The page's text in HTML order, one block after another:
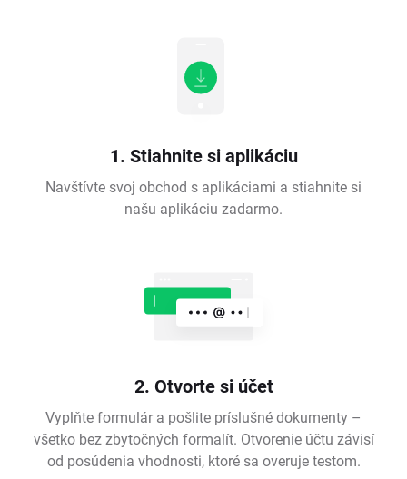
1. Stiahnite si aplikáciu
Navštívte svoj obchod s aplikáciami a stiahnite si
našu aplikáciu zadarmo.
2. Otvorte si účet
Vyplňte formulár a pošlite príslušné dokumenty –
všetko bez zbytočných formalít. Otvorenie účtu závisí
od posúdenia vhodnosti, ktoré sa overuje testom.